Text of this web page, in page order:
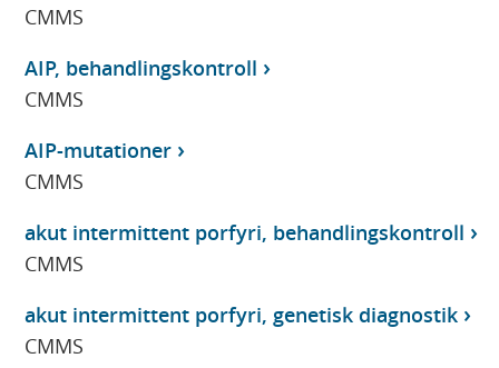
CMMS
AIP, behandlingskontroll
CMMS
AIP-mutationer
CMMS
akut intermittent porfyri, behandlingskontroll
CMMS
akut intermittent porfyri, genetisk diagnostik
CMMS